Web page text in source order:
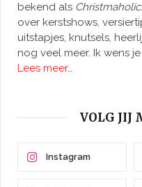
bekend als Christmaholic.
over kerstshows,
uitstapjes, knutsels,
nog veel meer. Ik wens
Lees meer…
VOLG JIJ
Instagram